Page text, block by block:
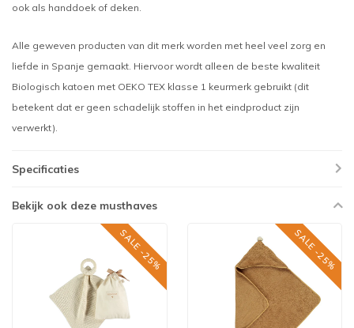
ook als handdoek of deken.
Alle geweven producten van dit merk worden met heel veel zorg en
liefde in Spanje gemaakt. Hiervoor wordt alleen de beste kwaliteit
Biologisch katoen met OEKO TEX klasse 1 keurmerk gebruikt (dit
betekent dat er geen schadelijk stoffen in het eindproduct zijn
verwerkt).
Specificaties
Bekijk ook deze musthaves
SALE -25% SALE -25%